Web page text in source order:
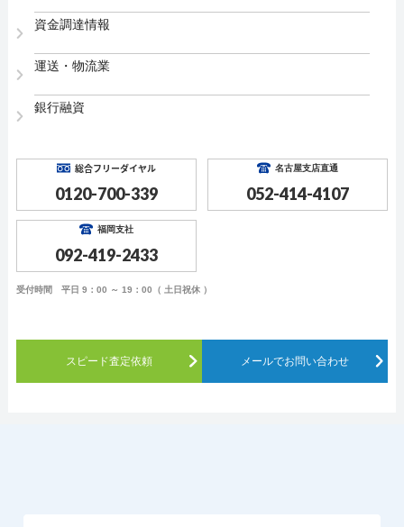
資金調達情報
運送・物流業
銀行融資
総合フリーダイヤル
0120-700-339
名古屋支店直通
052-414-4107
福岡支社
092-419-2433
受付時間 平日 9：00 ～ 19：00（ 土日祝休 ）
スピード査定依頼 メールでお問い合わせ